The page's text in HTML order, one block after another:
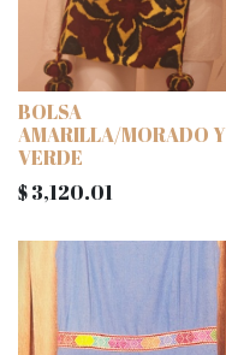
BOLSA
AMARILLA/MORADO Y
VERDE
$3,120.01